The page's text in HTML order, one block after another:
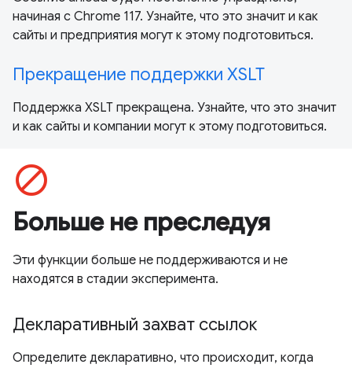
начиная с Chrome 117. Узнайте, что это значит и как
сайты и предприятия могут к этому подготовиться.
Прекращение поддержки XSLT
Поддержка XSLT прекращена. Узнайте, что это значит
и как сайты и компании могут к этому подготовиться.
block
Больше не преследуя
Эти функции больше не поддерживаются и не
находятся в стадии эксперимента.
Декларативный захват ссылок
Определите декларативно, что происходит, когда